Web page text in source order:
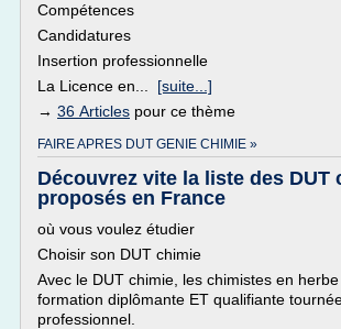
Compétences
Candidatures
Insertion professionnelle
La Licence en... [suite...]
→ 36 Articles pour ce thème
FAIRE APRES DUT GENIE CHIMIE »
Découvrez vite la liste des DUT
proposés en France
où vous voulez étudier
Choisir son DUT chimie
Avec le DUT chimie, les chimistes en
formation diplômante ET qualifiante
professionnel.